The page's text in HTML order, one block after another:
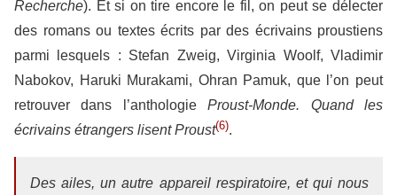
Recherche). Et si on tire encore le fil, on peut se délecter
des romans ou textes écrits par des écrivains proustiens
parmi lesquels : Stefan Zweig, Virginia Woolf, Vladimir
Nabokov, Haruki Murakami, Ohran Pamuk, que l’on peut
retrouver dans l’anthologieProust-Monde. Quand les
écrivains étrangers lisent Proust(6).
Des ailes, un autre appareil respiratoire, et qui nous